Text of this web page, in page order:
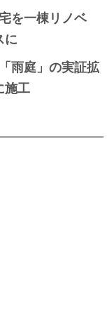
を一棟リノベ
に
雨庭」の実証拡
施工